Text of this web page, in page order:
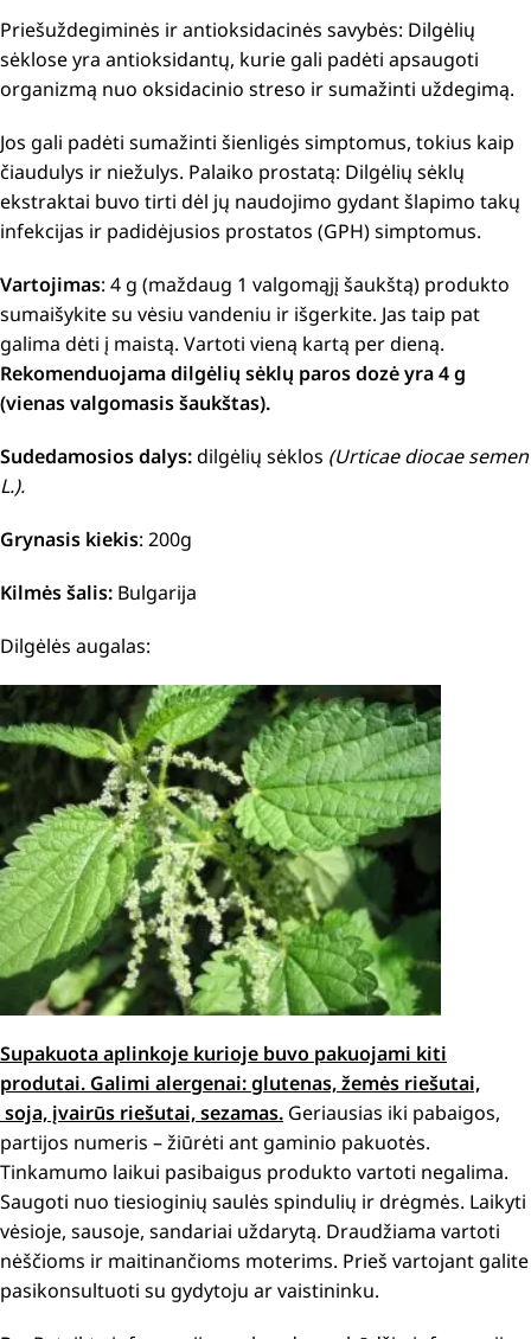
Priešuždegiminės ir antioksidacinės savybės: Dilgėlių
sėklose yra antioksidantų, kurie gali padėti apsaugoti
organizmą nuo oksidacinio streso ir sumažinti uždegimą.
Jos gali padėti sumažinti šienligės simptomus, tokius kaip
čiaudulys ir niežulys. Palaiko prostatą: Dilgėlių sėklų
ekstraktai buvo tirti dėl jų naudojimo gydant šlapimo takų
infekcijas ir padidėjusios prostatos (GPH) simptomus.
Vartojimas: 4 g (maždaug 1 valgomąjį šaukštą) produkto
sumaišykite su vėsiu vandeniu ir išgerkite. Jas taip pat
galima dėti į maistą. Vartoti vieną kartą per dieną.
Rekomenduojama dilgėlių sėklų paros dozė yra 4 g
(vienas valgomasis šaukštas).
Sudedamosios dalys:dilgėlių sėklos (Urticae diocae semen
L.).
Grynasis kiekis: 200g
Kilmės šalis: Bulgarija
Dilgėlės augalas:
Supakuota aplinkoje kurioje buvo pakuojami kiti
produtai. Galimi alergenai: glutenas, žemės riešutai,
soja, įvairūs riešutai, sezamas. Geriausias iki pabaigos,
partijos numeris – žiūrėti ant gaminio pakuotės.
Tinkamumo laikui pasibaigus produkto vartoti negalima.
Saugoti nuo tiesioginių saulės spindulių ir drėgmės. Laikyti
vėsioje, sausoje, sandariai uždarytą. Draudžiama vartoti
nėščioms ir maitinančioms moterims. Prieš vartojant galite
pasikonsultuoti su gydytoju ar vaistininku.